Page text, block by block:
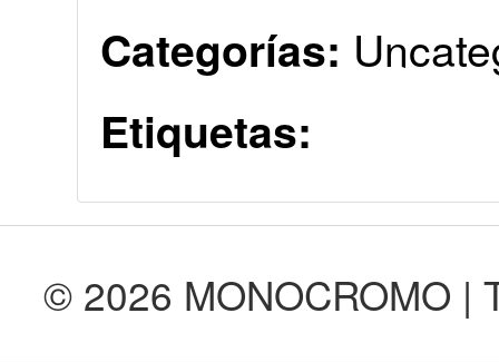
Categorías:
Etiquetas:
© 2026 MONOCROMO |